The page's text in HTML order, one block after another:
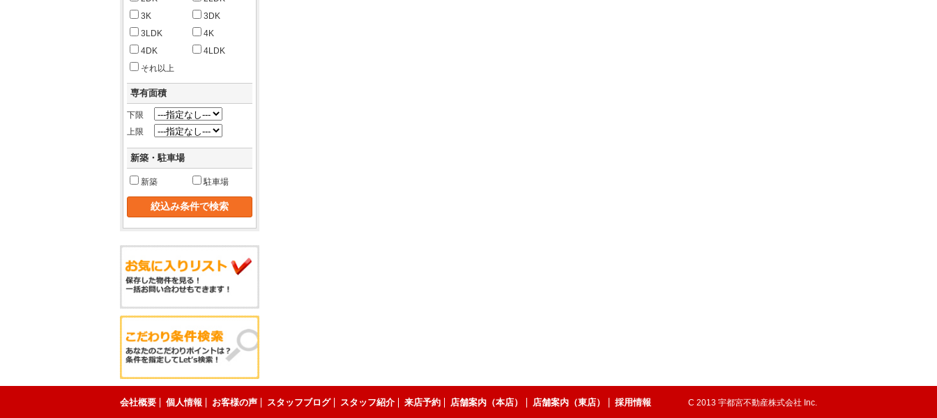
3K
3DK
3LDK
4K
4DK
4LDK
それ以上
専有面積
下限
上限
新築・駐車場
新築 駐車場
会社概要 個人情報 お客様の声 スタッフブログ スタッフ紹介 来店予約 店舗案内（本店） 店舗案内（東店） 採用情報 C 2013 宇都宮不動産株式会社 Inc.